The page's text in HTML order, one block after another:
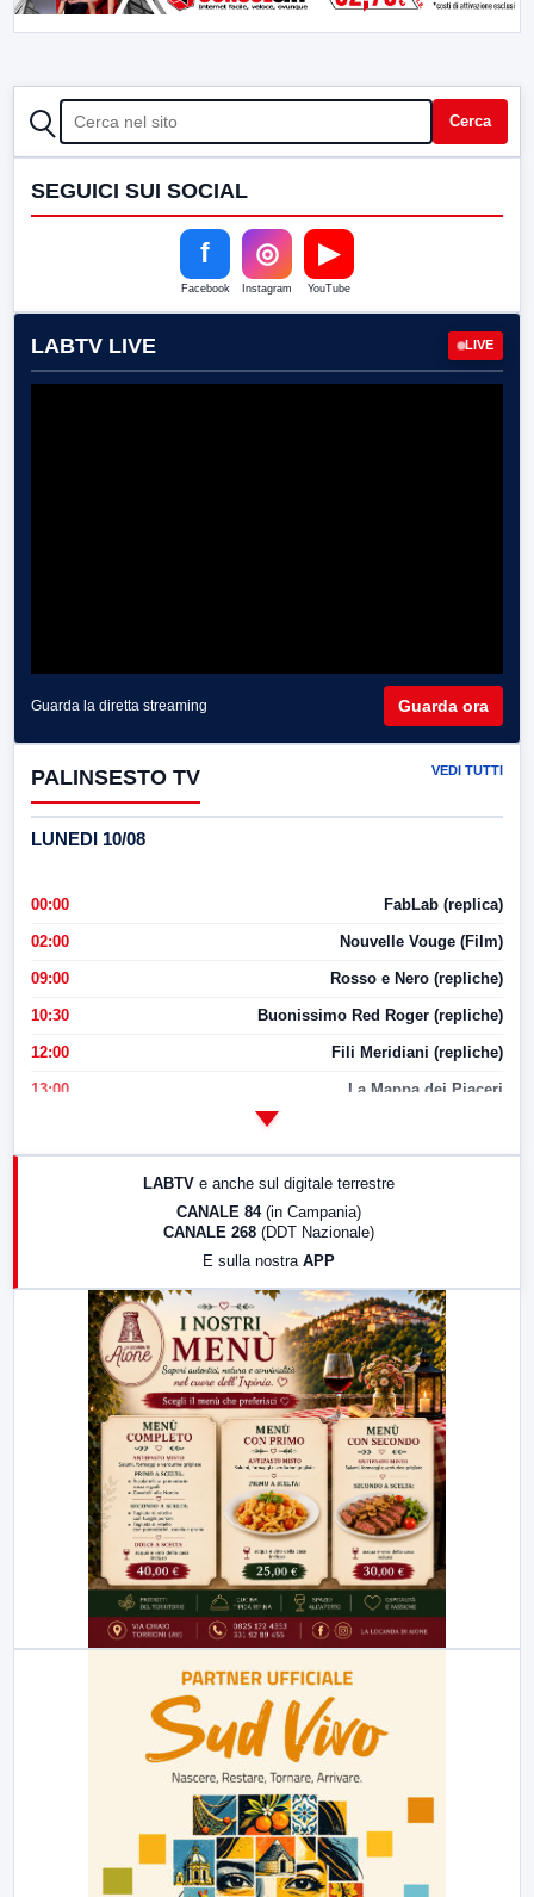
CERCA Cerca
SEGUICI SUI SOCIAL
f
Facebook
◎
Instagram
▶
YouTube
LABTV LIVE LIVE
Guarda la diretta streaming Guarda ora
PALINSESTO TV VEDI TUTTI
LUNEDI 10/08
00:00 FabLab (replica)
02:00 Nouvelle Vouge (Film)
09:00 Rosso e Nero (repliche)
10:30 Buonissimo Red Roger (repliche)
12:00 Fili Meridiani (repliche)
13:00 La Mappa dei Piaceri
17:00 LabNews (replica)
LabNews (replica)
LABTV e anche sul digitale terrestre
CANALE 84 (in Campania)
CANALE 268 (DDT Nazionale)
E sulla nostra APP